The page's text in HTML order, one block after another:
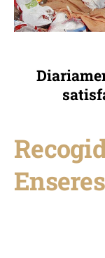
Enseres